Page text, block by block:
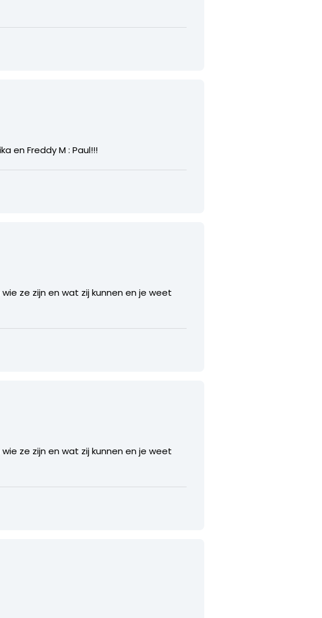
en Freddy M : Paul!!!
ze zijn en wat zij kunnen en je weet
ze zijn en wat zij kunnen en je weet